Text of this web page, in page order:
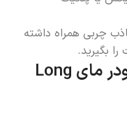
چربی همراه داشته
بگیرید.
مای Long